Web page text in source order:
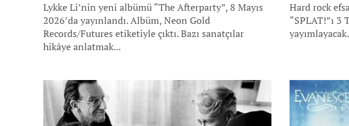
Lykke Li’nin yeni albümü “The Afterparty”, 8 Mayıs
2026’da yayınlandı. Albüm, Neon Gold
Records/Futures etiketiyle çıktı. Bazı sanatçılar
hikâye anlatmak...
Hard rock
“SPLAT!”ı 3